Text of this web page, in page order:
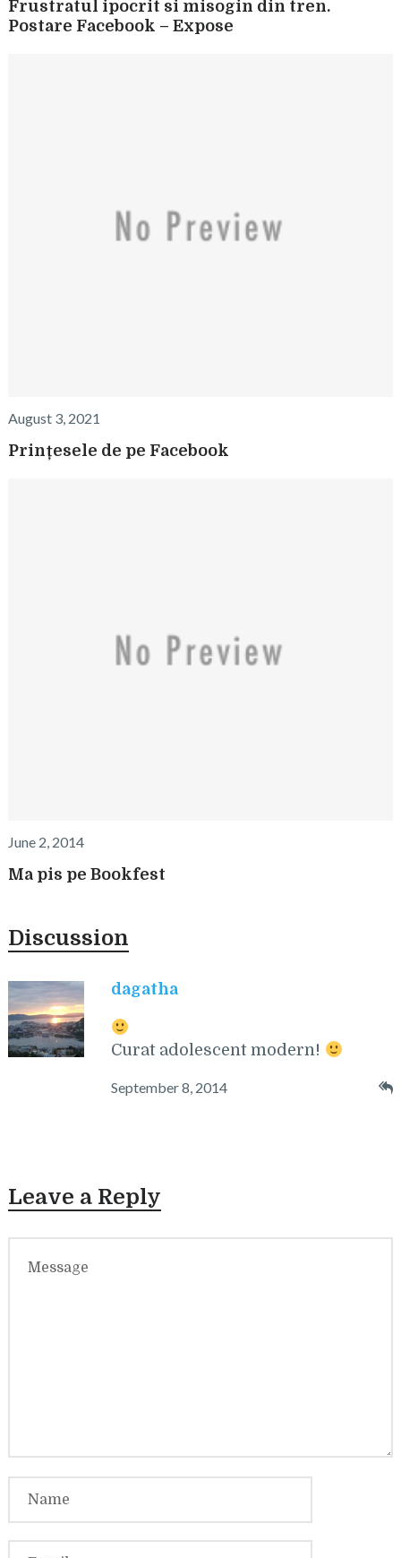
Frustratul ipocrit si misogin din tren.
Postare Facebook – Expose
August 3, 2021
Prințesele de pe Facebook
June 2, 2014
Ma pis pe Bookfest
Discussion
dagatha
Curat adolescent modern!
September 8, 2014
Leave a Reply